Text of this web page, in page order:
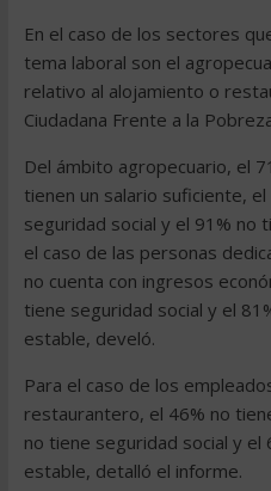
En el caso de los sectores
tema laboral son el
relativo al alojamiento o
Ciudadana Frente a la
Del ámbito agropecuario, el
tienen un salario suficiente,
seguridad social y el 91% no
el caso de las personas
no cuenta con ingresos
tiene seguridad social y el
estable, develó.
Para el caso de los
restaurantero, el 46% no
no tiene seguridad social y
estable, detalló el informe.